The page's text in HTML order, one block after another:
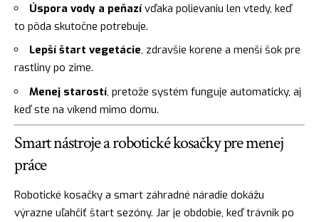
Úspora vody a peňazívďaka polievaniu len vtedy, keď
to pôda skutočne potrebuje.
Lepší štart vegetácie, zdravšie korene a menší šok pre
rastliny po zime.
Menej starostí, pretože systém funguje automaticky, aj
keď ste na víkend mimo domu.
Smart nástroje a robotické kosačky pre menej
práce
Robotické kosačky a smart záhradné náradie dokážu
výrazne uľahčiť štart sezóny. Jar je obdobie, keď trávnik po